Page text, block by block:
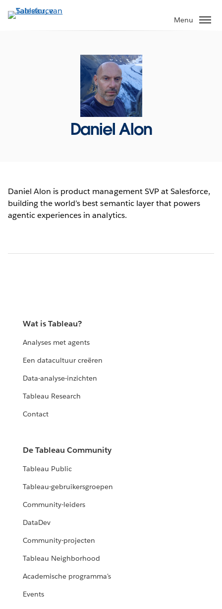
Verder
naar
Menu
Daniel Alon
Daniel Alon is product management SVP at Salesforce,
building the world’s best semantic layer that powers
agentic experiences in analytics.
Wat is Tableau?
Analyses met agents
Een datacultuur creëren
Data-analyse-inzichten
Tableau Research
Contact
De Tableau Community
Tableau Public
Tableau-gebruikersgroepen
Community-leiders
DataDev
Community-projecten
Tableau Neighborhood
Academische programma's
Events